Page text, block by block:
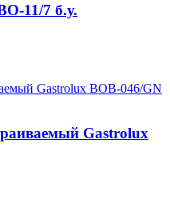
11/7 б.у.
Gastrolux